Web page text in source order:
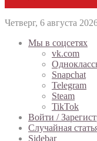
Четверг, 6 августа
Мы в соцсетях
vk.com
Snapchat
Telegram
Steam
TikTok
Войти /
Случайная
Sidebar